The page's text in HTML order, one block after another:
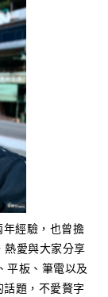
經驗，也曾擔
熱愛與大家分享
平板、筆電以及
題，不愛贅字